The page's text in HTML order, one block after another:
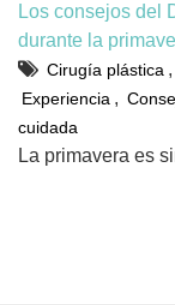
Los consejos del
durante la
Cirugía plástica ,
Experiencia ,
cuidada
La primavera es